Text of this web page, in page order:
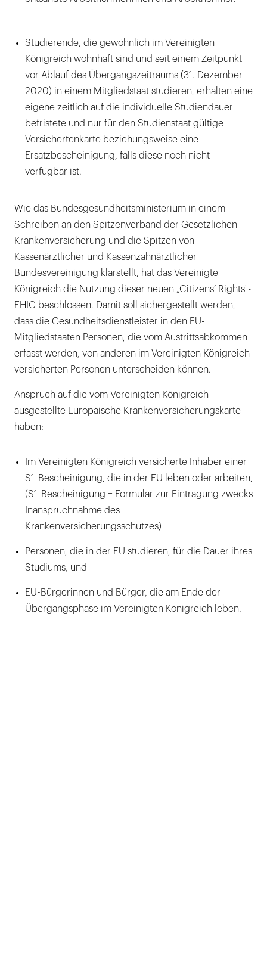
Studierende, die gewöhnlich im Vereinigten
Königreich wohnhaft sind und seit einem Zeitpunkt
vor Ablauf des Übergangszeitraums (31. Dezember
2020) in einem Mitgliedstaat studieren, erhalten eine
eigene zeitlich auf die individuelle Studiendauer
befristete und nur für den Studienstaat gültige
Versichertenkarte beziehungsweise eine
Ersatzbescheinigung, falls diese noch nicht
verfügbar ist.
Wie das Bundesgesundheitsministerium in einem
Schreiben an den Spitzenverband der Gesetzlichen
Krankenversicherung und die Spitzen von
Kassenärztlicher und Kassenzahnärztlicher
Bundesvereinigung klarstellt, hat das Vereinigte
Königreich die Nutzung dieser neuen „Citizens‘ Rights"-
EHIC beschlossen. Damit soll sichergestellt werden,
dass die Gesundheitsdienstleister in den EU-
Mitgliedstaaten Personen, die vom Austrittsabkommen
erfasst werden, von anderen im Vereinigten Königreich
versicherten Personen unterscheiden können.
Anspruch auf die vom Vereinigten Königreich
ausgestellte Europäische Krankenversicherungskarte
haben:
Im Vereinigten Königreich versicherte Inhaber einer
S1-Bescheinigung, die in der EU leben oder arbeiten,
(S1-Bescheinigung = Formular zur Eintragung zwecks
Inanspruchnahme des
Krankenversicherungsschutzes)
Personen, die in der EU studieren, für die Dauer ihres
Studiums, und
EU-Bürgerinnen und Bürger, die am Ende der
Übergangsphase im Vereinigten Königreich leben.